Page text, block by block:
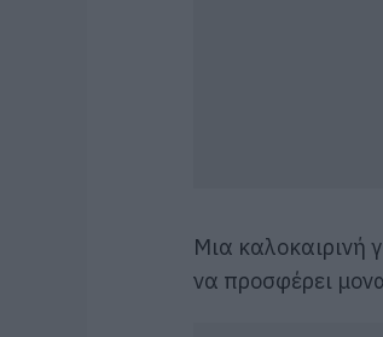
Μια καλοκαιρινή
να προσφέρει